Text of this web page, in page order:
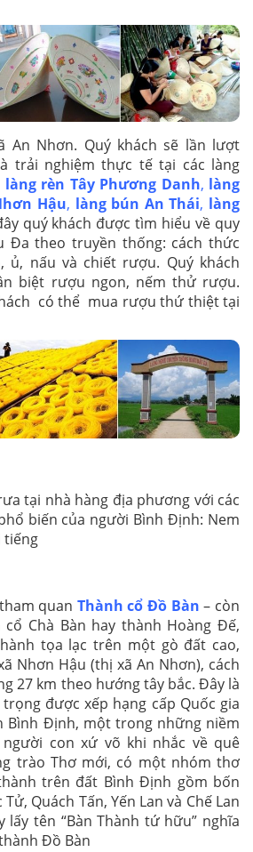
An Nhơn. Quý khách sẽ lần lượt
trải nghiệm thực tế tại các làng
làng rèn Tây Phương Danh, làng
Hậu, làng bún An Thái, làng
quý khách được tìm hiểu về quy
Đa theo truyền thống: cách thức
ủ, nấu và chiết rượu. Quý khách
biệt rượu ngon, nếm thử rượu.
có thể mua rượu thứ thiệt tại
tại nhà hàng địa phương với các
biến của người Bình Định: Nem
tiếng
quan Thành cổ Đồ Bàn – còn
cổ Chà Bàn hay thành Hoàng Đế,
tọa lạc trên một gò đất cao,
Nhơn Hậu (thị xã An Nhơn), cách
27 km theo hướng tây bắc. Đây là
được xếp hạng cấp Quốc gia
Bình Định, một trong những niềm
con xứ võ khi nhắc về quê
trào Thơ mới, có một nhóm thơ
trên đất Bình Định gồm bốn
Quách Tấn, Yến Lan và Chế Lan
lấy tên “Bàn Thành tứ hữu” nghĩa
Đồ Bàn